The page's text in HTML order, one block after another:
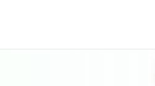
Fiyat Teklifi Al, Karşılaştır.